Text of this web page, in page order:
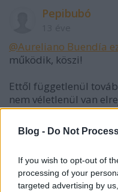
Blog - Do Not
If you wish to opt-out of
processing of your
targeted advertising by
Pepibubó
@Aureliano Buendía
működik, köszi!
Ettől függetlenül
nem véletlenül van
lehetősség -, én
nagyjából ez is
ámító